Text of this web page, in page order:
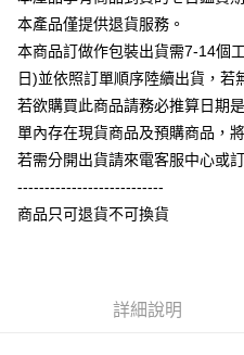
相關說明
1.本服務由台灣大哥大提供，台灣大
2.付款方式選擇「大哥付你分期」，
流程，驗證手機門號後，選擇欲分期
成交易。
3.實際核准額度、可分期數及費用金
4.訂單成立30分鐘內，如未前往確認
【繳款方式說明】
AFTEE先享後付
相關說明
【關於「AFTEE先享後付」】
AFTEE先享後付是「在收到商品之後
１．簡單：不需註冊會員、不需綁卡
２．便利：只要手機號碼，簡訊認證
３．安心：先確認商品／服務後，再付
２．訂單成立數日內，您將收到繳費
３．收到繳費通知簡訊後14天內，點
ATM付款
全家付款取貨
每筆NT$60，滿NT$899(含以上)
本產品僅提供退貨服務。
本商品訂做作包裝出貨需7-14個
日)並依照訂單順序陸續出貨，若
若欲購買此商品請務必推算日期
單內存在現貨商品及預購商品，
若需分開出貨請來電客服中心或
---------------------------
商品只可退貨不可換貨
詳細說明